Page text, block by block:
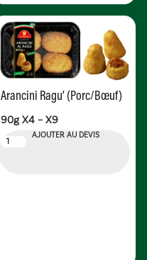
Arancini Ragu’ (Porc/Bœuf)
90g X4 – X9
AJOUTER AU DEVIS